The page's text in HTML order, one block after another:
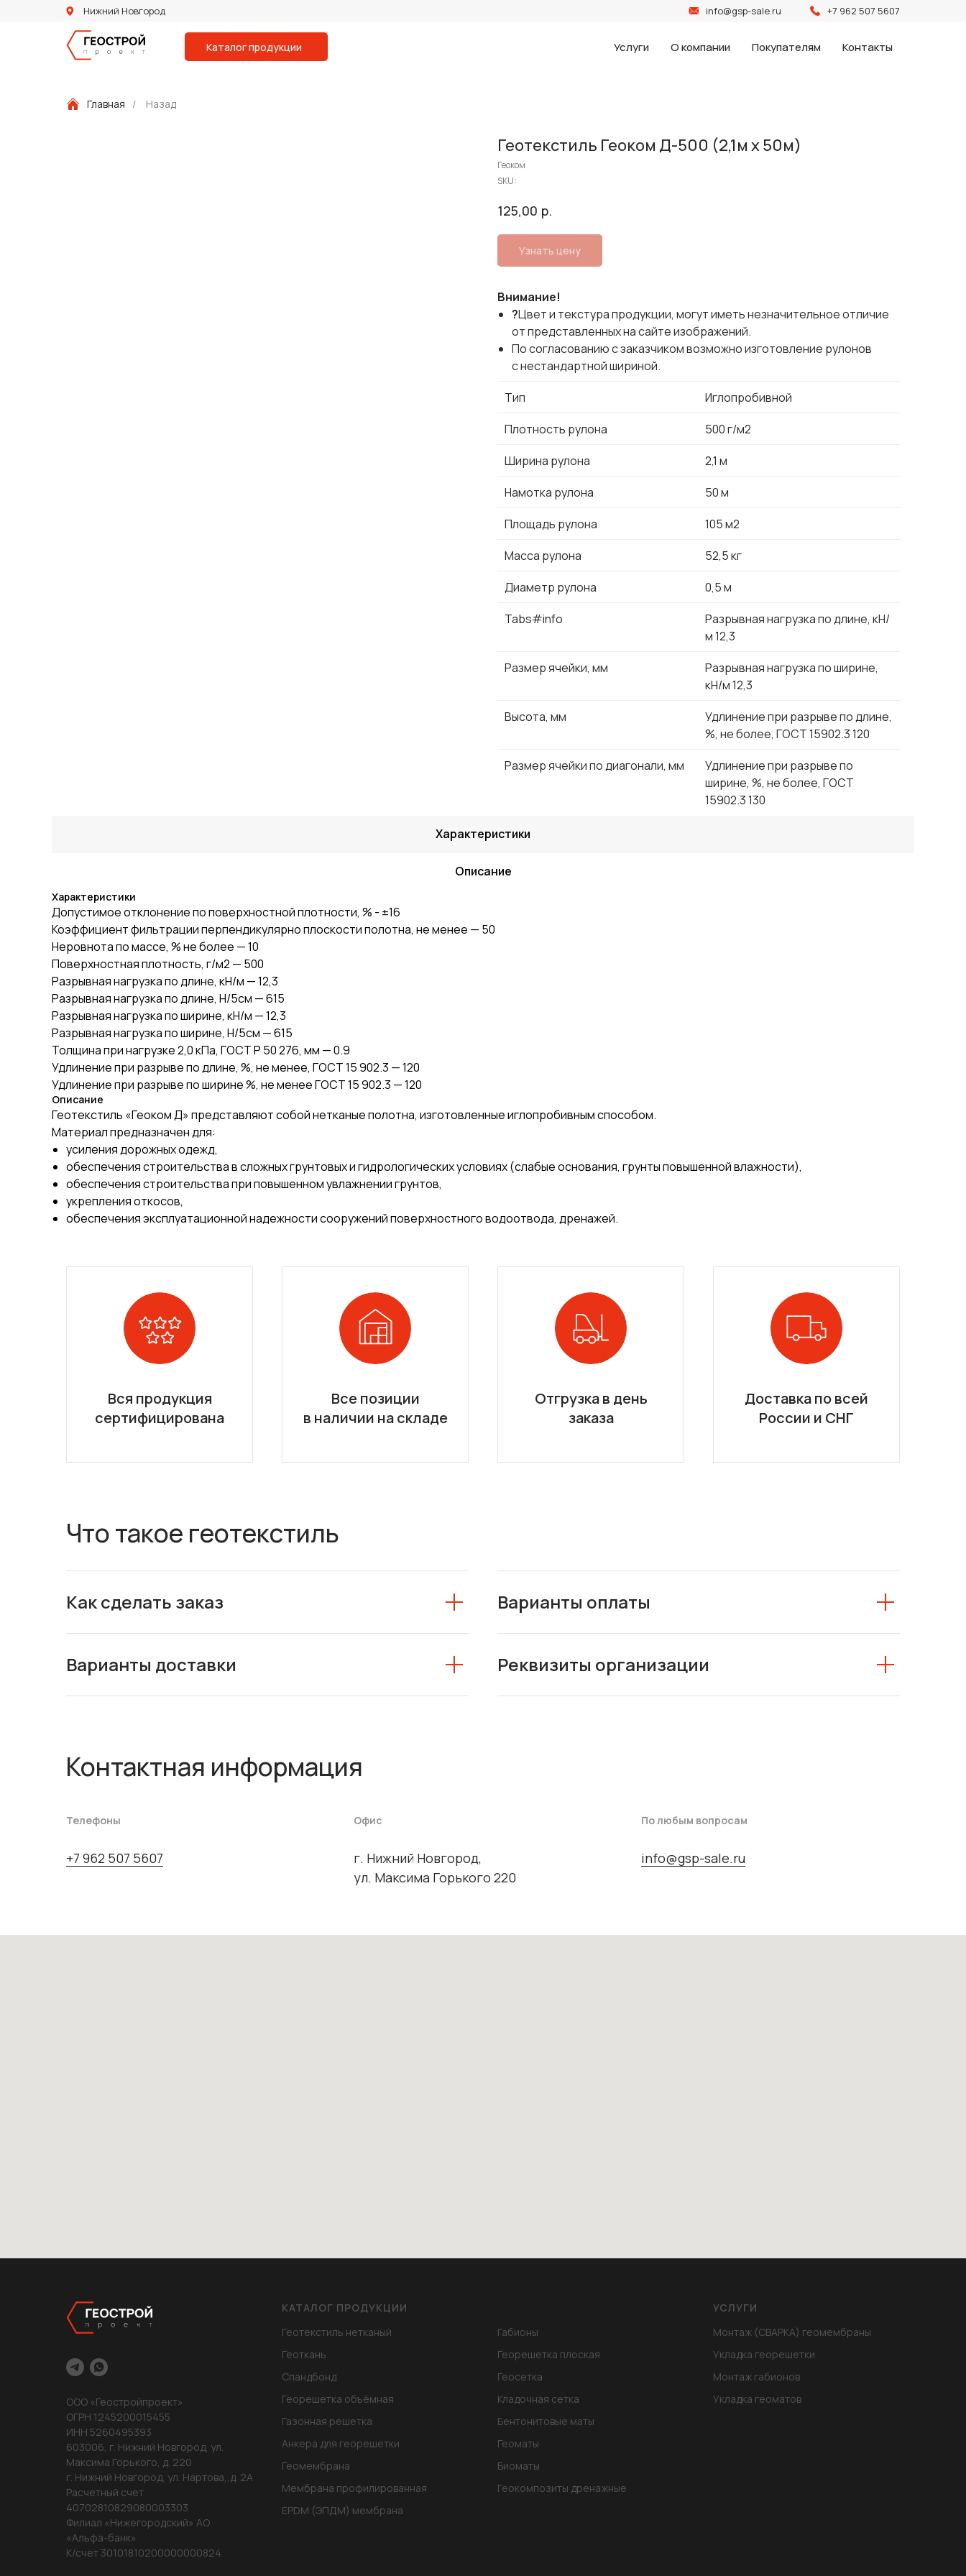
Нижний Новгород info@gsp-sale.ru +7 962 507 5607
Услуги О компании Покупателям Контакты
Каталог продукции
Главная / Назад
Геотекстиль Геоком Д-500 (2,1м х 50м)
Геоком
SKU:
125,00 р.
Узнать цену
Внимание!
?Цвет и текстура продукции, могут иметь незначительное отличие
от представленных на сайте изображений.
По согласованию с заказчиком возможно изготовление рулонов
с нестандартной шириной.
Тип
Иглопробивной
Плотность рулона
500 г/м2
Ширина рулона
2,1 м
Намотка рулона
50 м
Площадь рулона
105 м2
Масса рулона
52,5 кг
Диаметр рулона
0,5 м
Tabs#info
Разрывная нагрузка по длине, кН/
м 12,3
Размер ячейки, мм
Разрывная нагрузка по ширине,
кН/м 12,3
Высота, мм
Удлинение при разрыве по длине,
%, не более, ГОСТ 15902.3 120
Размер ячейки по диагонали, мм
Удлинение при разрыве по
ширине, %, не более, ГОСТ
15902.3 130
Характеристики
Описание
Характеристики
Допустимое отклонение по поверхностной плотности, % - ±16
Коэффициент фильтрации перпендикулярно плоскости полотна, не менее — 50
Неровнота по массе, % не более — 10
Поверхностная плотность, г/м2 — 500
Разрывная нагрузка по длине, кН/м — 12,3
Разрывная нагрузка по длине, Н/5см — 615
Разрывная нагрузка по ширине, кН/м — 12,3
Разрывная нагрузка по ширине, Н/5см — 615
Толщина при нагрузке 2,0 кПа, ГОСТ Р 50 276, мм — 0.9
Удлинение при разрыве по длине, %, не менее, ГОСТ 15 902.3 — 120
Удлинение при разрыве по ширине %, не менее ГОСТ 15 902.3 — 120
Описание
Геотекстиль «Геоком Д» представляют собой нетканые полотна, изготовленные иглопробивным способом.
Материал предназначен для:
усиления дорожных одежд,
обеспечения строительства в сложных грунтовых и гидрологических условиях (слабые основания, грунты повышенной влажности),
обеспечения строительства при повышенном увлажнении грунтов,
укрепления откосов,
обеспечения эксплуатационной надежности сооружений поверхностного водоотвода, дренажей.
Вся продукция
сертифицирована
Все позиции
в наличии на складе
Отгрузка в день
заказа
Доставка по всей
России и СНГ
Что такое геотекстиль
Как сделать заказ Варианты оплаты
Варианты доставки Реквизиты организации
Контактная информация
Телефоны
+7 962 507 5607
Офис
г. Нижний Новгород,
ул. Максима Горького 220
По любым вопросам
info@gsp-sale.ru
ООО «Геостройпроект»
ОГРН 1245200015455
ИНН 5260495393
603006, г. Нижний Новгород, ул.
Максима Горького, д. 220
г. Нижний Новгород, ул. Нартова,,д. 2А
Расчетный счет
40702810829080003303
Филиал «Нижегородский» АО
«Альфа-банк»
К/счет 30101810200000000824
КАТАЛОГ ПРОДУКЦИИ
Геотекстиль нетканый
Геоткань
Спандбонд
Георешетка объёмная
Газонная решетка
Анкера для георешетки
Геомембрана
Мембрана профилированная
EPDM (ЭПДМ) мембрана
Габионы
Георешетка плоская
Геосетка
Кладочная сетка
Бентонитовые маты
Геоматы
Биоматы
Геокомпозиты дренажные
УСЛУГИ
Монтаж (СВАРКА) геомембраны
Укладка георешетки
Монтаж габионов
Укладка геоматов